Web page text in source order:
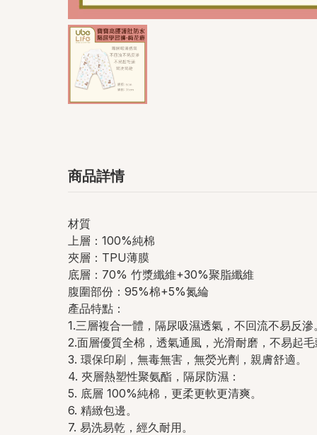
商品詳情
材質
上層：100%純棉
夾層： TPU薄膜
底層： 70% 竹漿纖維+30%聚脂纖維
腹圍部份：95%棉+5%氮綸
產品特點：
1.三層複合一體，隔尿吸濕透氣，不回流不易反滲
2.面層優質全棉，透氣通風，光滑耐磨，不易起
3. 環保印刷，無毒無害，無熒光劑，親膚舒適。
4. 夾層熱塑性聚氨酯，隔尿防濕：
5. 底層 100%純棉，更柔更軟更清爽。
6. 精緻包邊。
7. 易洗易乾，經久耐用。